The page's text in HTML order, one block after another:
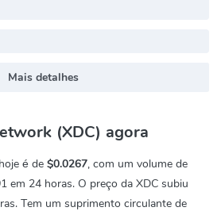
Mais detalhes
(XDC) agora
hoje é de $0.0267, com um volume de
em 24 horas. O preço da XDC subiu
Tem um suprimento circulante de